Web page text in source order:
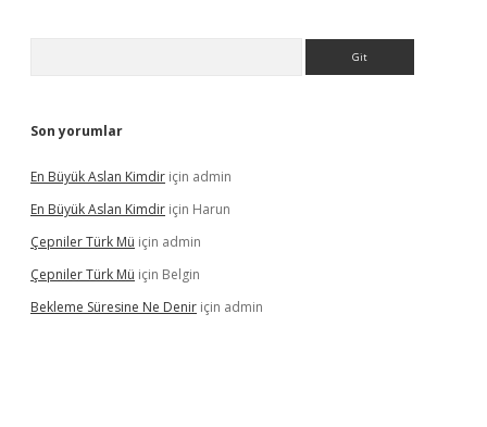
Son yorumlar
En Büyük Aslan Kimdir için admin
En Büyük Aslan Kimdir için Harun
Çepniler Türk Mü için admin
Çepniler Türk Mü için Belgin
Bekleme Süresine Ne Denir için admin